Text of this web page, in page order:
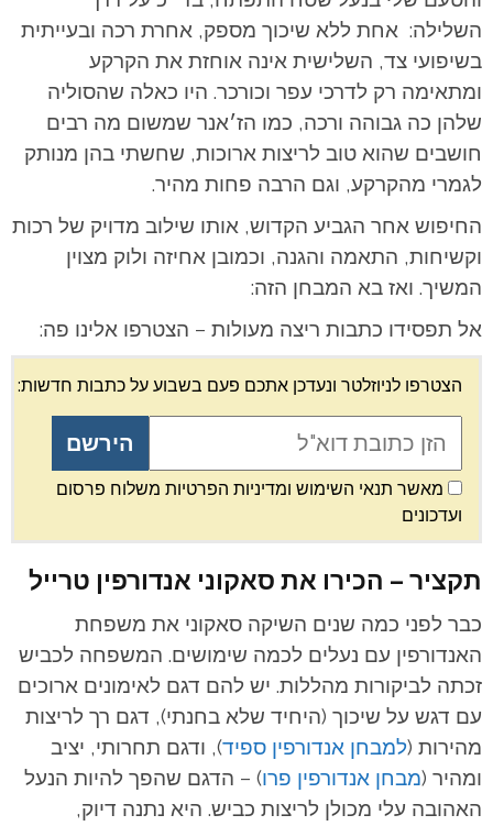
השלילה: אחת ללא שיכוך מספק, אחרת רכה ובעייתית
בשיפועי צד, השלישית אינה אוחזת את הקרקע
ומתאימה רק לדרכי עפר וכורכר. היו כאלה שהסוליה
שלהן כה גבוהה ורכה, כמו הז׳אנר שמשום מה רבים
חושבים שהוא טוב לריצות ארוכות, שחשתי בהן מנותק
לגמרי מהקרקע, וגם הרבה פחות מהיר.
החיפוש אחר הגביע הקדוש, אותו שילוב מדויק של רכות
וקשיחות, התאמה והגנה, וכמובן אחיזה ולוק מצוין
המשיך. ואז בא המבחן הזה:
אל תפסידו כתבות ריצה מעולות – הצטרפו אלינו פה:
הצטרפו לניוזלטר ונעדכן אתכם פעם בשבוע על כתבות חדשות:
מאשר תנאי השימוש ומדיניות הפרטיות משלוח פרסום
ועדכונים
תקציר – הכירו את סאקוני אנדורפין טרייל
כבר לפני כמה שנים השיקה סאקוני את משפחת
האנדורפין עם נעלים לכמה שימושים. המשפחה לכביש
זכתה לביקורות מהללות. יש להם דגם לאימונים ארוכים
עם דגש על שיכוך (היחיד שלא בחנתי), דגם רך לריצות
מהירות (למבחן אנדורפין ספיד), ודגם תחרותי, יציב
ומהיר (מבחן אנדורפין פרו) – הדגם שהפך להיות הנעל
האהובה עלי מכולן לריצות כביש. היא נתנה דיוק,